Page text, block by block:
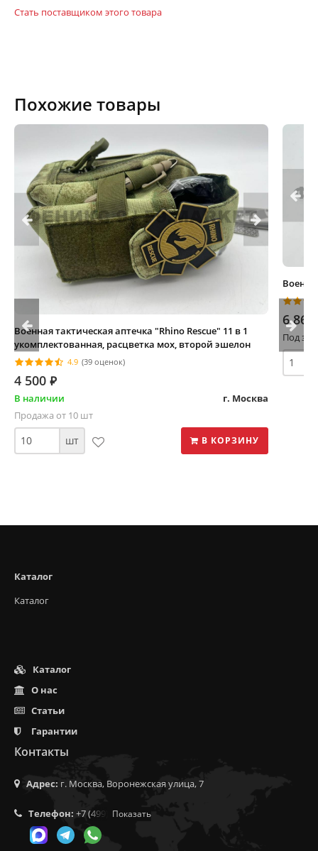
Стать поставщиком этого товара
Похожие товары
Военная тактическая аптечка "Rhino Rescue" 11 в 1
укомплектованная, расцветка мох, второй эшелон
4.9 (39 оценок)
4 500 ⃏
В наличии
г. Москва
Продажа от 10 шт
шт В КОРЗИНУ
6 860
Под
Каталог
Каталог
Каталог
О нас
Статьи
Гарантии
Контакты
Адрес: г. Москва, Воронежская улица, 7
Телефон: +7 (499) 350-55-05
Показать